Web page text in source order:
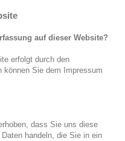
auf dieser Website?
erfolgt durch den
können Sie dem Impressum
dass Sie uns diese
handeln, die Sie in ein